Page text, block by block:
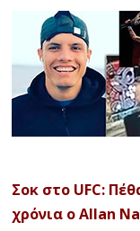
Σοκ στο UFC:
χρόνια ο Allan